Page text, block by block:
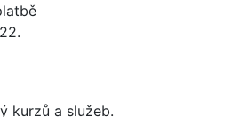
kurzů a služeb.